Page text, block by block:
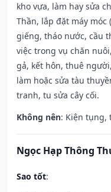
kho vựa, làm hay sửa
Thần, lắp đặt máy móc
giếng, tháo nước, cầu
việc trong vụ chăn
gả, kết hôn, thuê
làm hoặc sửa tàu
tranh, tu sửa cây cối.
Không nên: Kiện tụng,
Ngọc Hạp Thông
Sao tốt: